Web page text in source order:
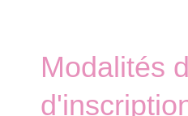
Modalités